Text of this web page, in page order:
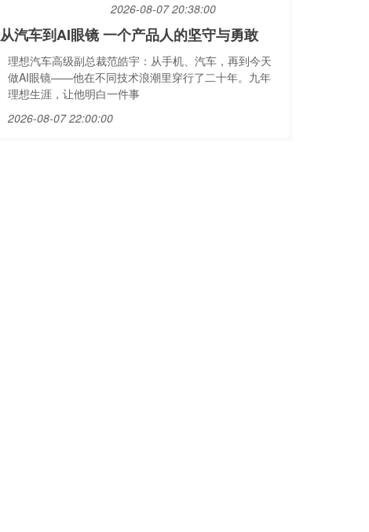
2026-08-07 20:38:00
从汽车到AI眼镜 一个产品人的坚守与勇敢
理想汽车高级副总裁范皓宇：从手机、汽车，再到今天
做AI眼镜——他在不同技术浪潮里穿行了二十年。九年
理想生涯，让他明白一件事
2026-08-07 22:00:00